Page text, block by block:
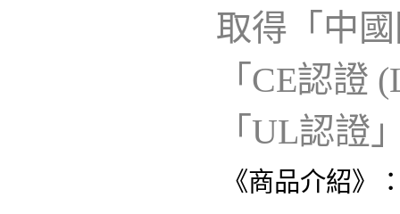
取得「中
「CE認證
「UL認證
《商品介紹》